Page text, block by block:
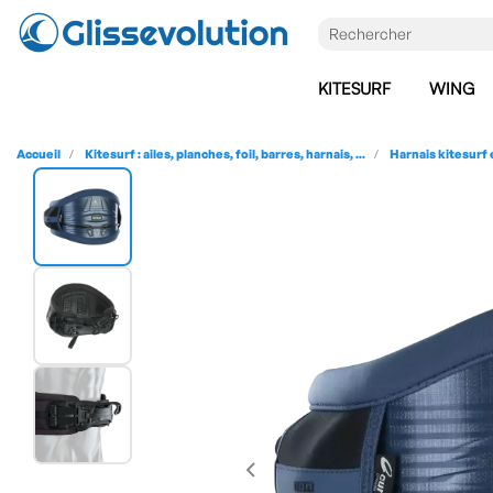
KITESURF WING
Accueil Kitesurf : ailes, planches, foil, barres, harnais, ... Harnais kitesurf